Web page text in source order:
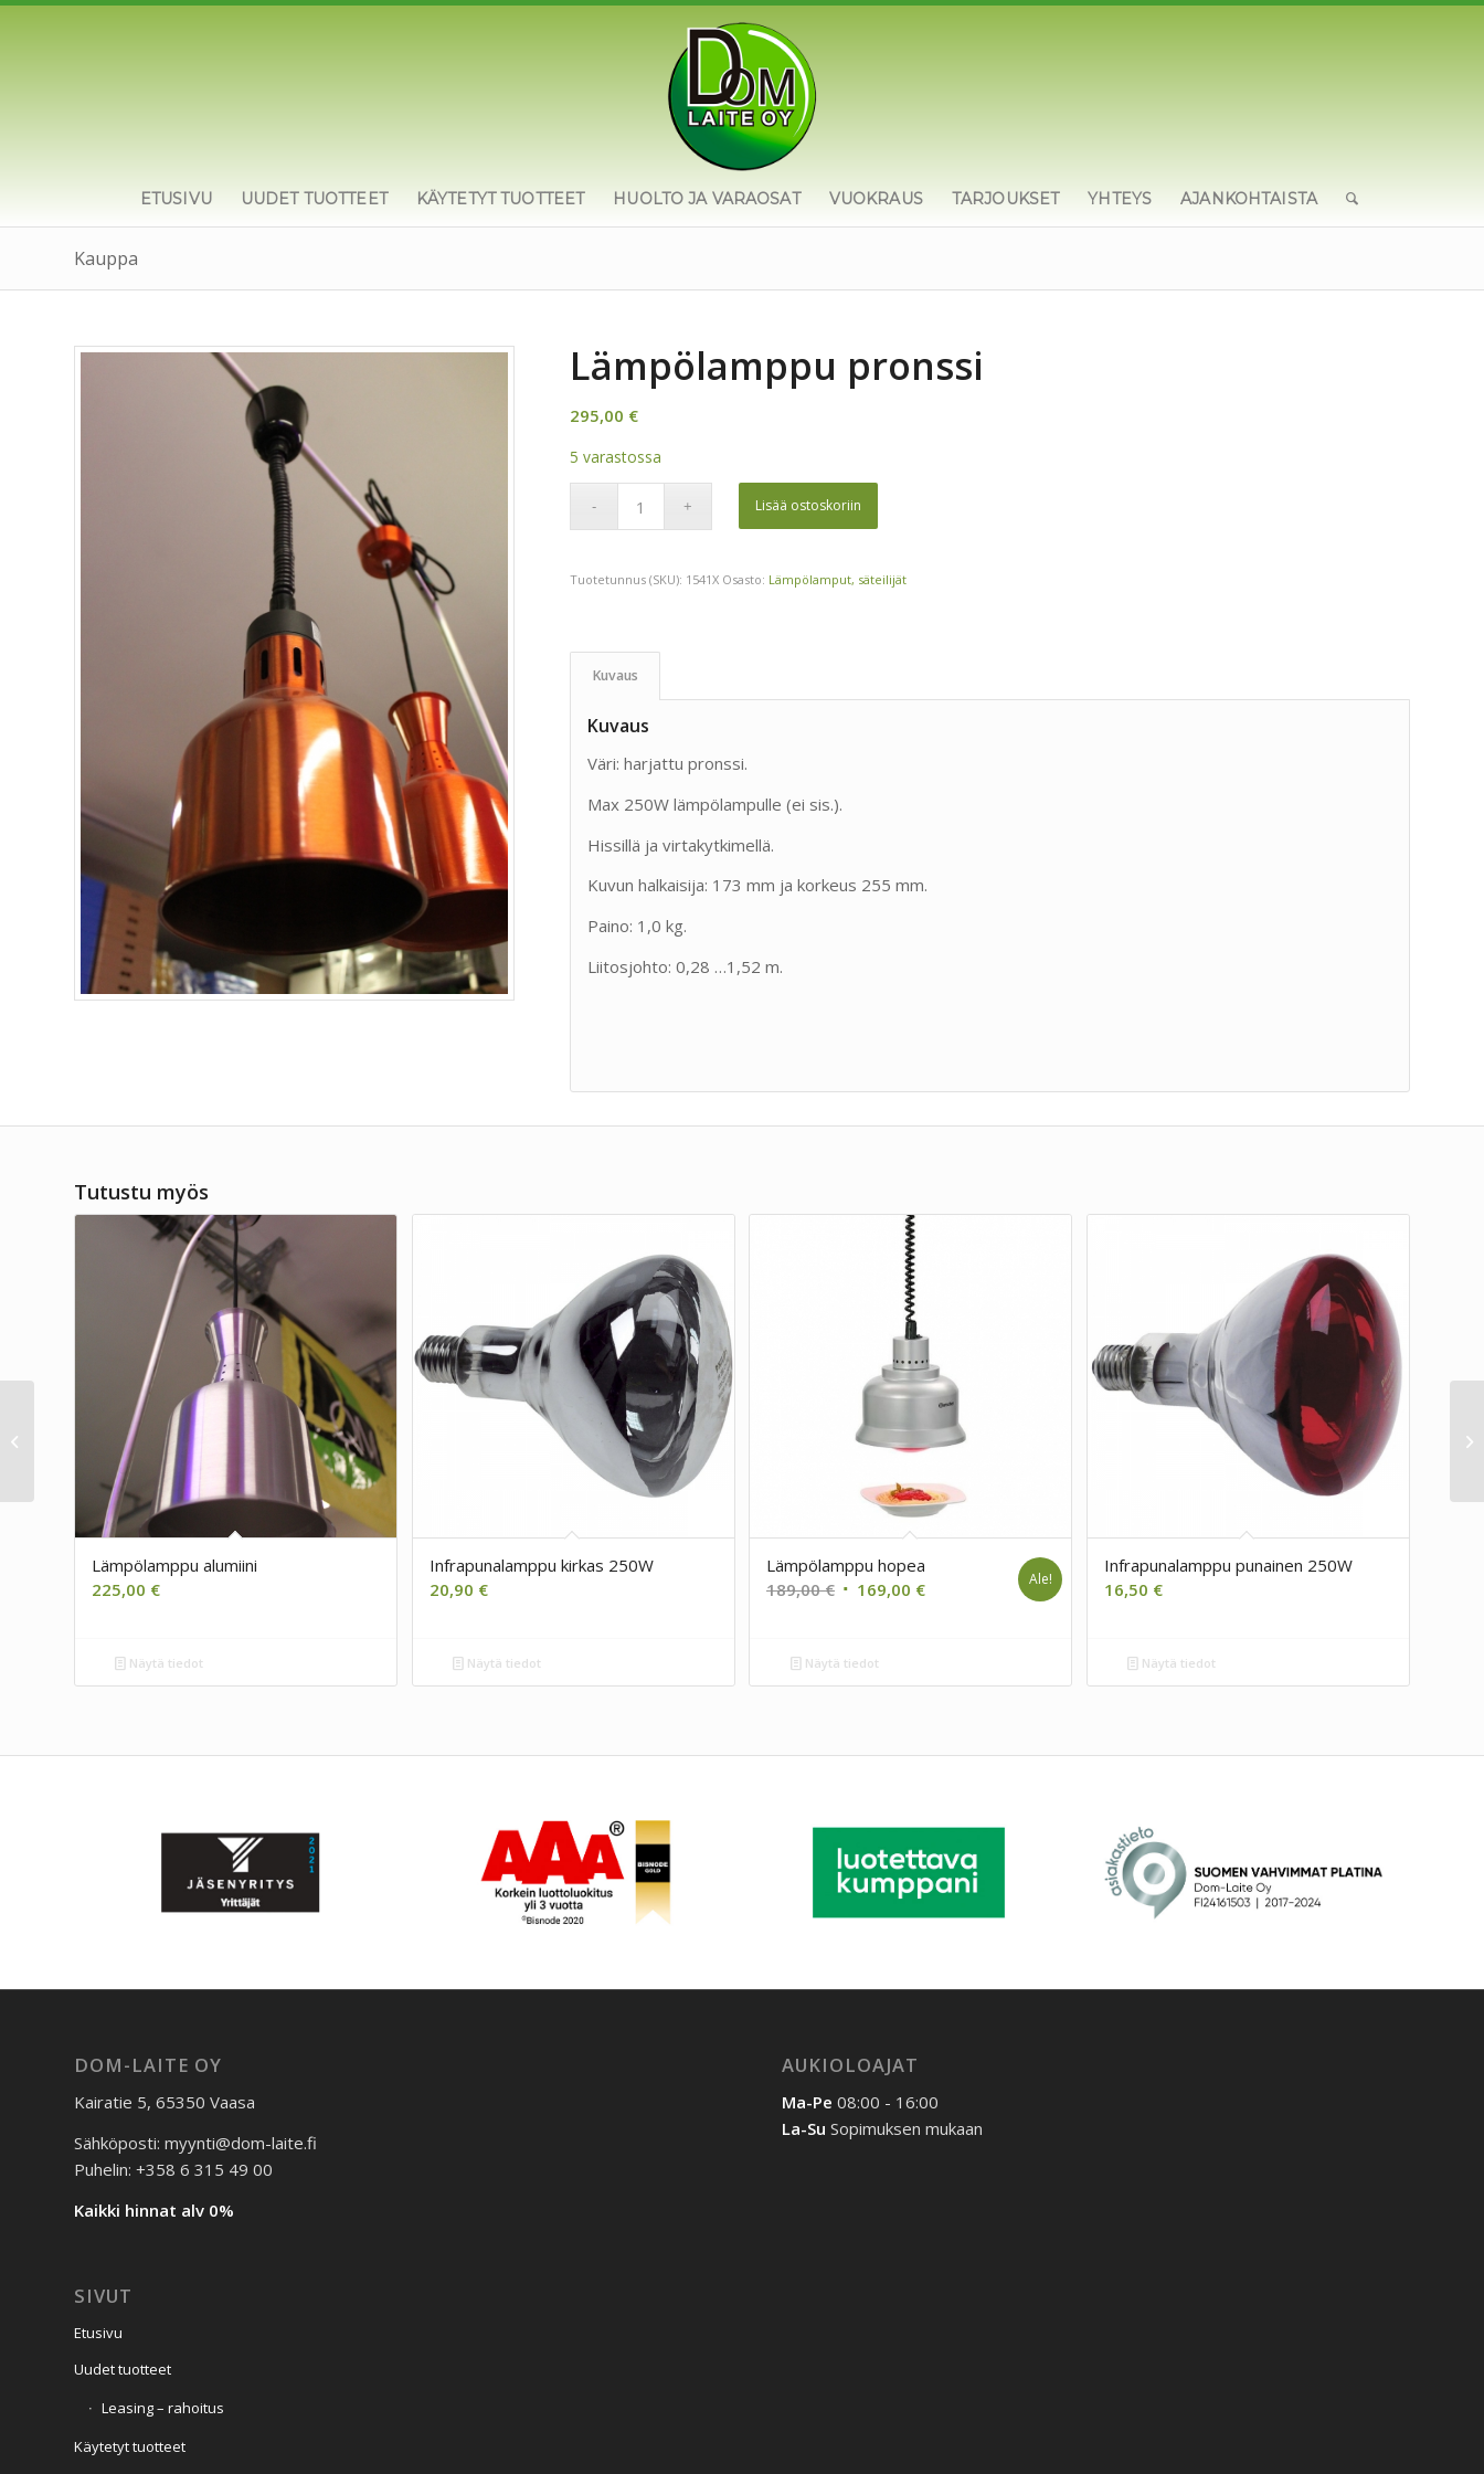
ETUSIVU UUDET TUOTTEET KÄYTETYT TUOTTEET HUOLTO JA VARAOSAT VUOKRAUS TARJOUKSET YHTEYS AJANKOHTAISTA
Kauppa
Lämpölamppu pronssi
295,00 €
5 varastossa
Lisää ostoskoriin
Tuotetunnus (SKU): 1541X Osasto: Lämpölamput, säteilijät
Kuvaus
Kuvaus
Väri: harjattu pronssi.
Max 250W lämpölampulle (ei sis.).
Hissillä ja virtakytkimellä.
Kuvun halkaisija: 173 mm ja korkeus 255 mm.
Paino: 1,0 kg.
Liitosjohto: 0,28 …1,52 m.
Tutustu myös
Lämpölamppu alumiini
225,00 €
Näytä tiedot
Infrapunalamppu kirkas 250W
20,90 €
Näytä tiedot
Lämpölamppu hopea
189,00€ Alkuperäinen
189,00 €.
169,00 €Nykyinen
Ale!
Näytä tiedot
Infrapunalamppu punainen 250W
16,50 €
Näytä tiedot
DOM-LAITE OY
Kairatie 5, 65350 Vaasa
Sähköposti: myynti@dom-laite.fi
Puhelin: +358 6 315 49 00
Kaikki hinnat alv 0%
SIVUT
Etusivu
Uudet tuotteet
Leasing – rahoitus
Käytetyt tuotteet
AUKIOLOAJAT
Ma-Pe 08:00 - 16:00
La-Su Sopimuksen mukaan
Lämpölamppu kupari